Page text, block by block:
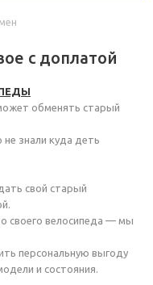
с доплатой
обменять старый
знали куда деть
свой старый
своего велосипеда — мы
персональную выгоду
и состояния.